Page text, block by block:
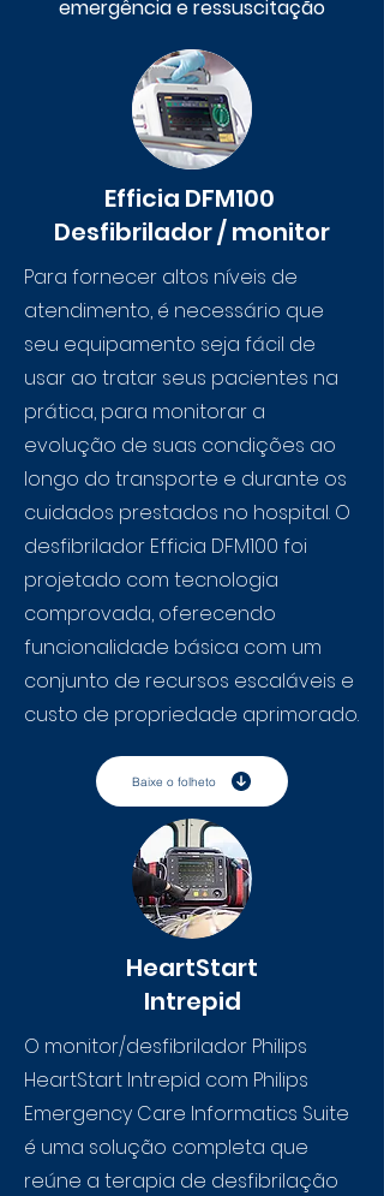
emergência e ressuscitação
Efficia DFM100
Desfibrilador / monitor
Para fornecer altos níveis de
atendimento, é necessário que
seu equipamento seja fácil de
usar ao tratar seus pacientes na
prática, para monitorar a
evolução de suas condições ao
longo do transporte e durante os
cuidados prestados no hospital. O
desfibrilador Efficia DFM100 foi
projetado com tecnologia
comprovada, oferecendo
funcionalidade básica com um
conjunto de recursos escaláveis e
custo de propriedade aprimorado.
Baixe o folheto
HeartStart
Intrepid
O monitor/desfibrilador Philips
HeartStart Intrepid com Philips
Emergency Care Informatics Suite
é uma solução completa que
reúne a terapia de desfibrilação